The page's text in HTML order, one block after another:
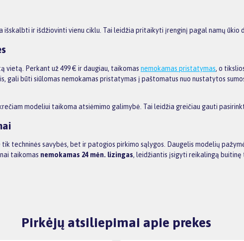
išskalbti ir išdžiovinti vienu ciklu. Tai leidžia pritaikyti įrenginį pagal namų
vietą. Perkant už 499 € ir daugiau, taikomas nemokamas pristatymas, o
gali būti siūlomas nemokamas pristatymas į paštomatus nuo nustatytos
modeliui taikoma atsiėmimo galimybė. Tai leidžia greičiau gauti
techninės savybės, bet ir patogios pirkimo sąlygos. Daugelis modelių
taikomas nemokamas 24 mėn. lizingas, leidžiantis įsigyti reikalingą
Pirkėjų atsiliepimai apie prekes